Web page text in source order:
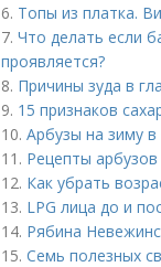
6. Топы из платка.
7. Что делать если
проявляется?
8. Причины зуда в
9. 15 признаков
10. Арбузы на зиму
11. Рецепты
12. Как убрать
13. LPG лица до и
14. Рябина
15. Семь полезных